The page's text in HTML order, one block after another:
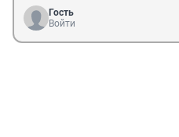
Гость
Войти